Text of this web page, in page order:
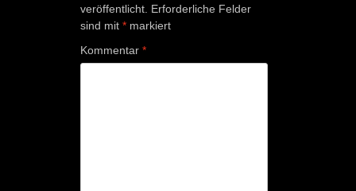
veröffentlicht. Erforderliche Felder
sind mit * markiert
Kommentar *